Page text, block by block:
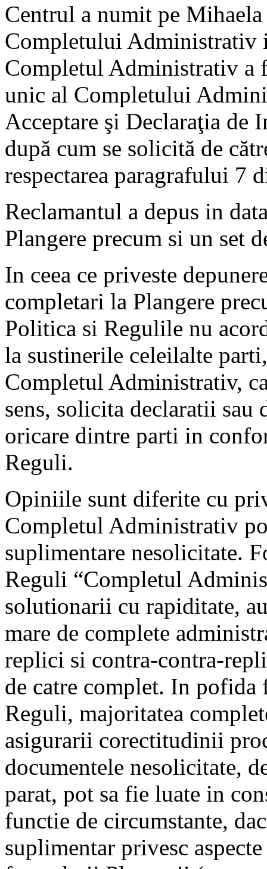
Centrul a numit pe
Completului Administrativ
Completul Administrativ a
unic al Completului
Acceptare şi Declaraţia de
după cum se solicită de
respectarea paragrafului 7
Reclamantul a depus in
Plangere precum si un set
In ceea ce priveste
completari la Plangere
Politica si Regulile nu
la sustinerile celeilalte
Completul Administrativ,
sens, solicita declaratii sau
oricare dintre parti in
Reguli.
Opiniile sunt diferite cu
Completul Administrativ
suplimentare nesolicitate.
Reguli “Completul
solutionarii cu rapiditate,
mare de complete
replici si contra-contra-
de catre complet. In
Reguli, majoritatea
asigurarii corectitudinii
documentele nesolicitate,
parat, pot sa fie luate in
functie de circumstante,
suplimentar privesc